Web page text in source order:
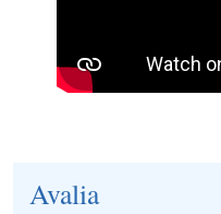
Avalia